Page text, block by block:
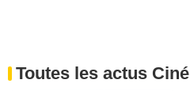
Toutes les actus Ciné